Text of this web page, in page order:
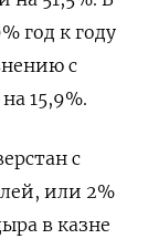
год к году
с
15,9%.
с
или 2%
в казне